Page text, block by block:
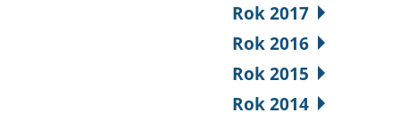
Rok 2017
Rok 2016
Rok 2015
Rok 2014